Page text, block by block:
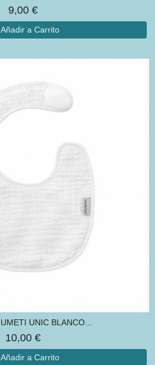
9,00 €
Añadir a Carrito
UNIC BLANCO...
10,00 €
Añadir a Carrito